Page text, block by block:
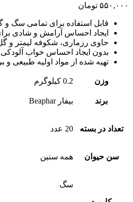
۵۵۰,۰۰۰ تومان
قابل استفاده برای تمامی سگ و
ایجاد احساس آرامش و شادی
حاوی رزماری، شکوفه لیمتر و
بدون ایجاد احساس خواب آلودکی
تهیه شده از مواد اولیه طبیعی و
وزن 0.2 کیلوگرم
برند بیفار Beaphar
تعداد در بسته 20 عدد
سن حیوان همه سنین
سگ